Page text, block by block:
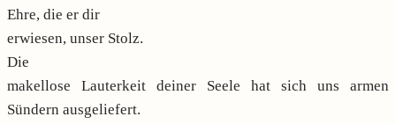
Ehre, die er dir
erwiesen, unser Stolz.
Die
makellose Lauterkeit deiner Seele hat sich uns armen
Sündern ausgeliefert.